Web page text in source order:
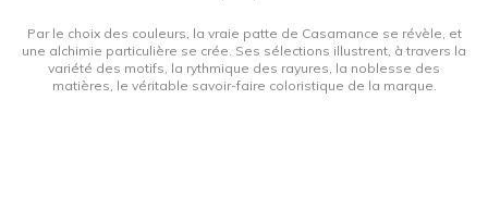
Par le choix des couleurs, la vraie patte de Casamance se révèle, et
une alchimie particulière se crée. Ses sélections illustrent, à travers la
variété des motifs, la rythmique des rayures, la noblesse des
matières, le véritable savoir-faire coloristique de la marque.